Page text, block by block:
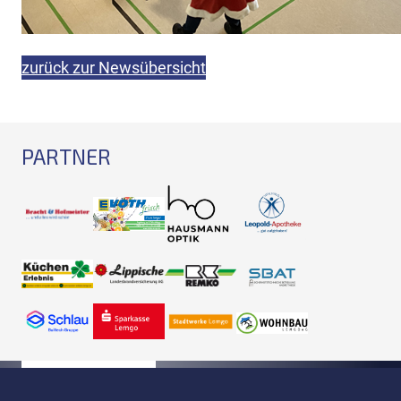
zurück zur Newsübersicht
PARTNER